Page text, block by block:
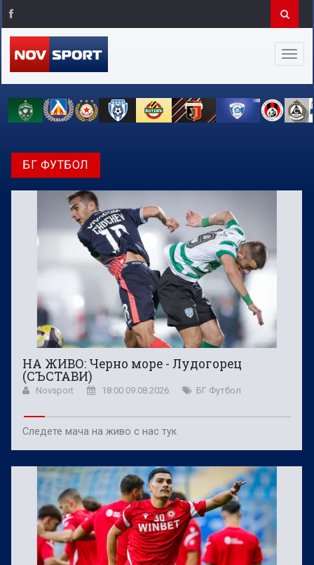
БГ ФУТБОЛ
НА ЖИВО: Черно море - Лудогорец
(СЪСТАВИ)
Novsport 18:00 09.08.2026 БГ Футбол
Следете мача на живо с нас тук